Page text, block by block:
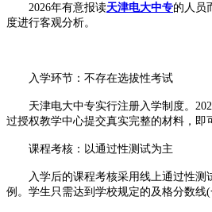
2026年有意报读天津电大中专的人员
度进行客观分析。
入学环节：不存在选拔性考试
天津电大中专实行注册入学制度。
过授权教学中心提交真实完整的材料，即
课程考核：以通过性测试为主
入学后的课程考核采用线上通过性测试
例。学生只需达到学校规定的及格分数线